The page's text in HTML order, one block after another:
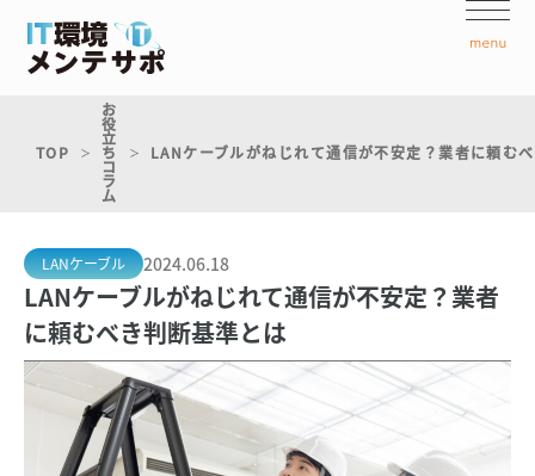
TOP
お
役
立
ち
コ
ラ
ム
LANケーブルがねじれて通信が不安定？業者に頼む
LANケーブル 2024.06.18
LANケーブルがねじれて通信が不安定？業者
に頼むべき判断基準とは